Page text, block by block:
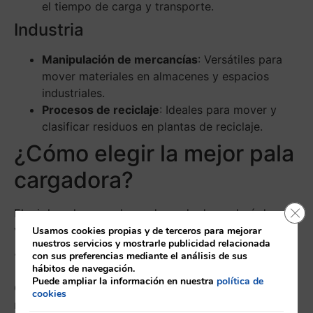
el tiempo de carga y transporte.
Industria
Manipulación de mercancías: Versátiles para
mover materiales en almacenes y espacios
industriales.
Procesos de reciclaje: Ideales para mover y
clasificar residuos en plantas de reciclaje.
¿Cómo elegir la mejor pala
cargadora?
Elegir la pala cargadora adecuada dependerá de
varios factores:
1. Capacidad de carga
Considera la cantidad de material que necesitas
mover. John Deere ofrece diferentes modelos que se
Usamos cookies propias y de terceros para mejorar
nuestros servicios y mostrarle publicidad relacionada
con sus preferencias mediante el análisis de sus
hábitos de navegación.
Puede ampliar la información en nuestra política de
cookies